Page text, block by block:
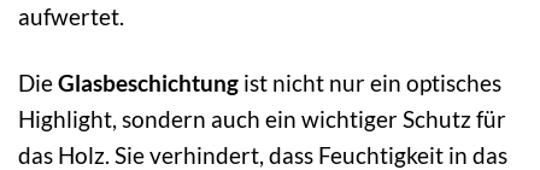
aufwertet.
DieGlasbeschichtung ist nicht nur ein optisches
Highlight, sondern auch ein wichtiger Schutz für
das Holz. Sie verhindert, dass Feuchtigkeit in das